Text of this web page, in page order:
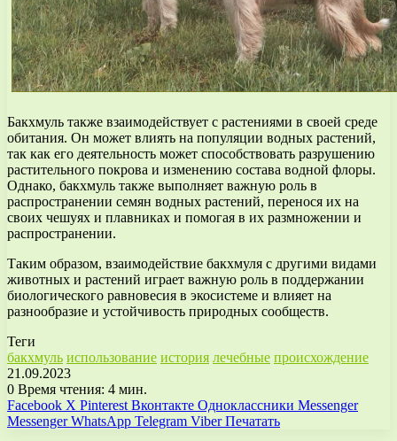
Бакхмуль также взаимодействует с растениями в своей среде
обитания. Он может влиять на популяции водных растений,
так как его деятельность может способствовать разрушению
растительного покрова и изменению состава водной флоры.
Однако, бакхмуль также выполняет важную роль в
распространении семян водных растений, перенося их на
своих чешуях и плавниках и помогая в их размножении и
распространении.
Таким образом, взаимодействие бакхмуля с другими видами
животных и растений играет важную роль в поддержании
биологического равновесия в экосистеме и влияет на
разнообразие и устойчивость природных сообществ.
Теги
бакхмуль использование история лечебные происхождение
21.09.2023
0 Время чтения: 4 мин.
Facebook X Pinterest Вконтакте Одноклассники Messenger
Messenger WhatsApp Telegram Viber Печатать